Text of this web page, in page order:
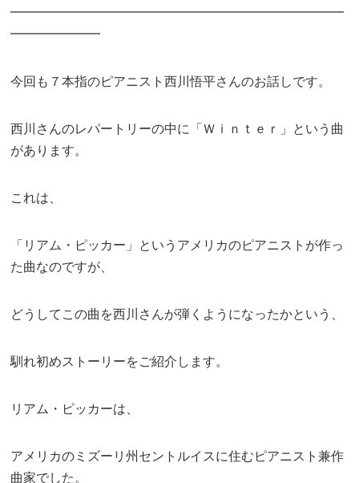
━━━━━━━━━━━━━━━━━━━━━━━━━━
━━━━━━━
今回も７本指のピアニスト西川悟平さんのお話しです。
西川さんのレパートリーの中に「Ｗｉｎｔｅｒ」という曲
があります。
これは、
「リアム・ピッカー」というアメリカのピアニストが作っ
た曲なのですが、
どうしてこの曲を西川さんが弾くようになったかという、
馴れ初めストーリーをご紹介します。
リアム・ピッカーは、
アメリカのミズーリ州セントルイスに住むピアニスト兼作
曲家でした。